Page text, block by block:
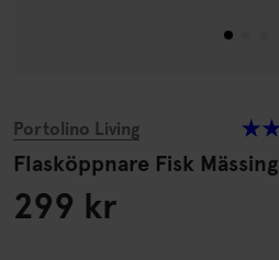
Portolino Living
Flasköppnare Fisk Mässing
299 kr